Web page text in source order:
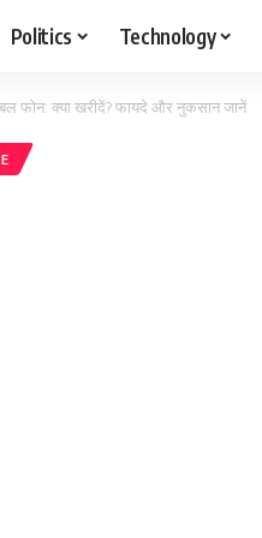
Politics Technology
फोन: क्या खरीदें? फायदे और नुकसान जानें